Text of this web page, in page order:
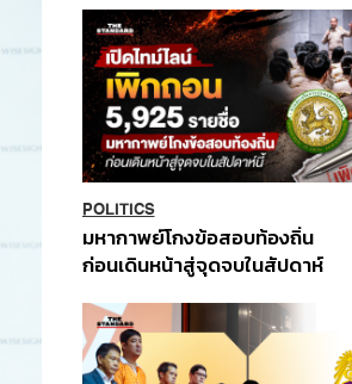
POLITICS
มหากาพย์โกงข้อสอบท้องถิ่น
ก่อนเดินหน้าสู่จุดจบในสัปดาห์